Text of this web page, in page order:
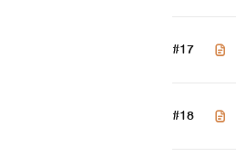
#17
#18